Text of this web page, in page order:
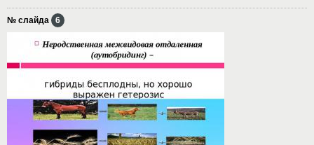
№ слайда 6